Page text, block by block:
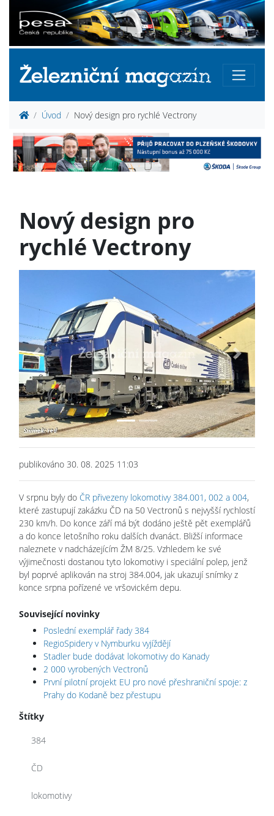
Úvod Nový design pro rychlé Vectrony
Nový design pro
rychlé Vectrony
Previous Next
publikováno 30. 08. 2025 11:03
V srpnu byly do ČR přivezeny lokomotivy 384.001, 002 a 004,
které zastupují zakázku ČD na 50 Vectronů s nejvyšší rychlostí
230 km/h. Do konce září má být dodáno ještě pět exemplářů
a do konce letošního roku dalších dvanáct. Bližší informace
naleznete v nadcházejícím ŽM 8/25. Vzhledem ke své
výjimečnosti dostanou tyto lokomotivy i speciální polep, jenž
byl poprvé aplikován na stroj 384.004, jak ukazují snímky z
konce srpna pořízené ve vršovickém depu.
Související novinky
Poslední exemplář řady 384
RegioSpidery v Nymburku vyjíždějí
Stadler bude dodávat lokomotivy do Kanady
2 000 vyrobených Vectronů
První pilotní projekt EU pro nové přeshraniční spoje: z
Prahy do Kodaně bez přestupu
Štítky
384
ČD
lokomotivy